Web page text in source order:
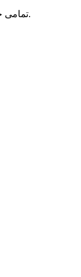
©محفوظ است.